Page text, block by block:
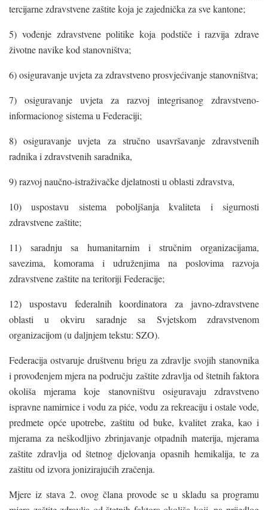
tercijarne zdravstvene zaštite koja je zajednička za sve kantone;
5) vođenje zdravstvene politike koja podstiče i razvija zdrave
životne navike kod stanovništva;
6) osiguravanje uvjeta za zdravstveno prosvjećivanje stanovništva;
7) osiguravanje uvjeta za razvoj integrisanog zdravstveno-
informacionog sistema u Federaciji;
8) osiguravanje uvjeta za stručno usavršavanje zdravstvenih
radnika i zdravstvenih saradnika,
9) razvoj naučno-istraživačke djelatnosti u oblasti zdravstva,
10) uspostavu sistema poboljšanja kvaliteta i sigurnosti
zdravstvene zaštite;
11) saradnju sa humanitarnim i stručnim organizacijama,
savezima, komorama i udruženjima na poslovima razvoja
zdravstvene zaštite na teritoriji Federacije;
12) uspostavu federalnih koordinatora za javno-zdravstvene
oblasti u okviru saradnje sa Svjetskom zdravstvenom
organizacijom (u daljnjem tekstu: SZO).
Federacija ostvaruje društvenu brigu za zdravlje svojih stanovnika
i provođenjem mjera na području zaštite zdravlja od štetnih faktora
okoliša mjerama koje stanovništvu osiguravaju zdravstveno
ispravne namirnice i vodu za piće, vodu za rekreaciju i ostale vode,
predmete opće upotrebe, zaštitu od buke, kvalitet zraka, kao i
mjerama za neškodljivo zbrinjavanje otpadnih materija, mjerama
zaštite zdravlja od štetnog djelovanja opasnih hemikalija, te za
zaštitu od izvora jonizirajućih zračenja.
Mjere iz stava 2. ovog člana provode se u skladu sa programu